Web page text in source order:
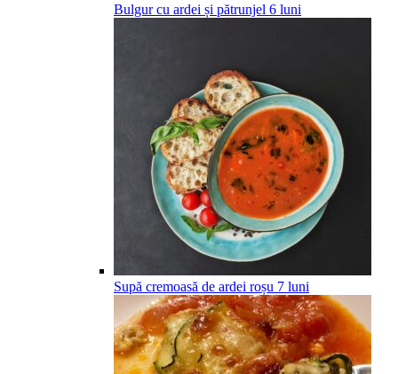
Bulgur cu ardei și pătrunjel 6 luni
Supă cremoasă de ardei roșu 7 luni